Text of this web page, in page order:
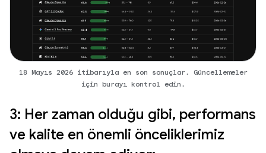
18 Mayıs 2026 itibarıyla en son sonuçlar. Güncellemeler
için burayı kontrol edin.
3: Her zaman olduğu gibi, performans
ve kalite en önemli önceliklerimiz